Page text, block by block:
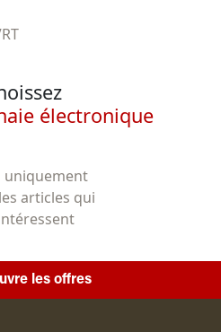
électronique
uniquement
articles qui
les offres